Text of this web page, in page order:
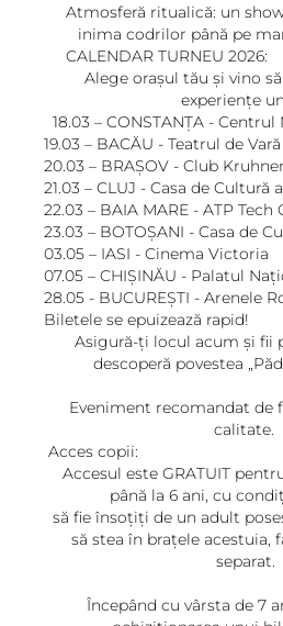
Atmosferă ritualică: un
inima codrilor până pe
CALENDAR TURNEU 2026:
Alege orașul tău și vino
experiențe
18.03 – CONSTANȚA -
19.03 – BACĂU - Teatrul de Vară
20.03 – BRAȘOV - Club
21.03 – CLUJ - Casa de Cultură
22.03 – BAIA MARE - ATP Tech
23.03 – BOTOȘANI - Casa de
03.05 – IASI - Cinema Victoria
07.05 – CHIȘINĂU - Palatul
28.05 - BUCUREȘTI - Arenele
Biletele se epuizează rapid!
Asigură-ți locul acum și fii
descoperă povestea
Eveniment recomandat de
calitate.
Acces copii:
Accesul este GRATUIT
până la 6 ani, cu
să fie însoțiți de un adult
să stea în brațele acestuia,
separat.
Începând cu vârsta de 7